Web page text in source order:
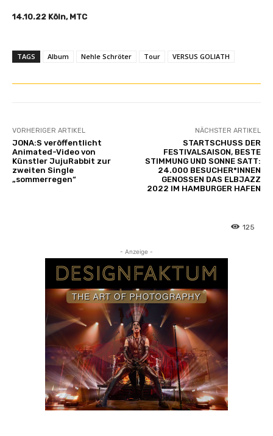
14.10.22 Köln, MTC
TAGS Album Nehle Schröter Tour VERSUS GOLIATH
VORHERIGER ARTIKEL
JONA:S veröffentlicht
Animated-Video von
Künstler JujuRabbit zur
zweiten Single
„sommerregen“
NÄCHSTER ARTIKEL
STARTSCHUSS DER
FESTIVALSAISON, BESTE
STIMMUNG UND SONNE SATT:
24.000 BESUCHER*INNEN
GENOSSEN DAS ELBJAZZ
2022 IM HAMBURGER HAFEN
125
- Anzeige -